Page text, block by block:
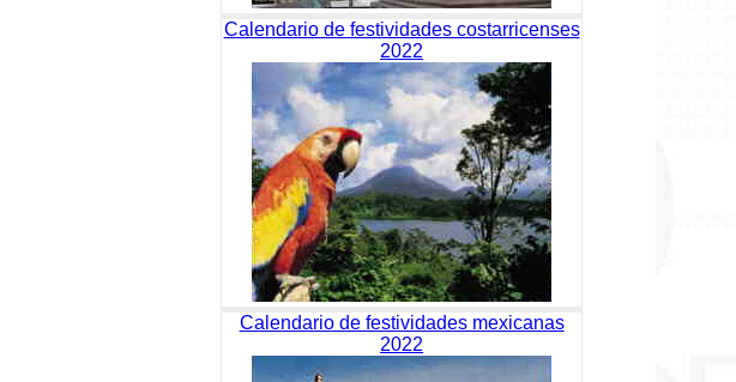
Calendario de festividades costarricenses
2022
Calendario de festividades mexicanas
2022